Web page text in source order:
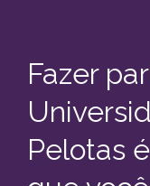
Fazer
Pelotas